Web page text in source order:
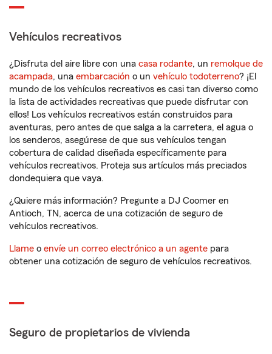
Vehículos recreativos
¿Disfruta del aire libre con una casa rodante, un remolque de
acampada, una embarcación o un vehículo todoterreno? ¡El
mundo de los vehículos recreativos es casi tan diverso como
la lista de actividades recreativas que puede disfrutar con
ellos! Los vehículos recreativos están construidos para
aventuras, pero antes de que salga a la carretera, el agua o
los senderos, asegúrese de que sus vehículos tengan
cobertura de calidad diseñada específicamente para
vehículos recreativos. Proteja sus artículos más preciados
dondequiera que vaya.
¿Quiere más información? Pregunte a DJ Coomer en
Antioch, TN, acerca de una cotización de seguro de
vehículos recreativos.
Llame o envíe un correo electrónico a un agente para
obtener una cotización de seguro de vehículos recreativos.
Seguro de propietarios de vivienda